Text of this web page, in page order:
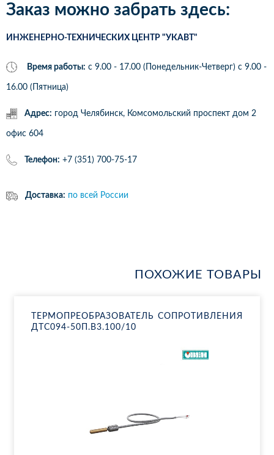
Заказ можно забрать здесь:
ИНЖЕНЕРНО-ТЕХНИЧЕСКИХ ЦЕНТР "УКАВТ"
Время работы: с 9.00 - 17.00 (Понедельник-Четверг) c 9.00 -
16.00 (Пятница)
Адрес: город Челябинск, Комсомольский проспект дом 2
офис 604
Телефон: +7 (351) 700-75-17
Доставка: по всей России
ПОХОЖИЕ ТОВАРЫ
ТЕР­МО­ПРЕ­ОБ­РА­ЗО­ВА­ТЕЛЬ СО­ПРО­ТИВ­ЛЕ­НИЯ
ДТ­С094-50П.В3.100/10